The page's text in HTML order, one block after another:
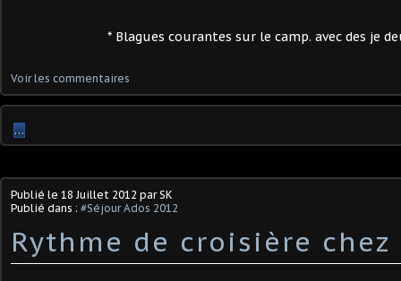
* Blagues courantes sur le camp. avec des je
Voir les commentaires
…
Publié le 18 Juillet 2012 par SK
Publié dans : #Séjour Ados 2012
Rythme de croisière chez